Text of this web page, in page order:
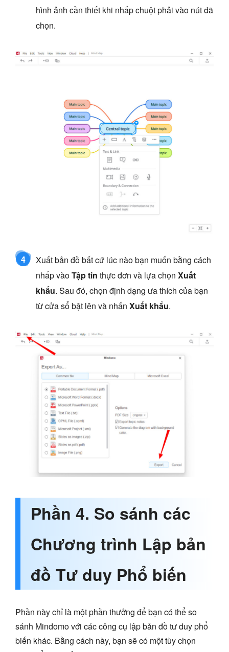
hình ảnh cần thiết khi nhấp chuột phải vào nút đã
chọn.
4
Xuất bản đồ bất cứ lúc nào bạn muốn bằng cách
nhấp vàoTập tin thực đơn và lựa chọn Xuất
khẩu. Sau đó, chọn định dạng ưa thích của bạn
từ cửa sổ bật lên và nhấn Xuất khẩu.
Phần 4. So sánh các
Chương trình Lập bản
đồ Tư duy Phổ biến
Phần này chỉ là một phần thưởng để bạn có thể so
sánh Mindomo với các công cụ lập bản đồ tư duy phổ
biến khác. Bằng cách này, bạn sẽ có một tùy chọn